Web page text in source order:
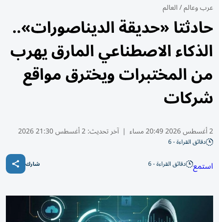
عرب وعالم/العالم
حادثتا «حديقة الديناصورات»..
الذكاء الاصطناعي المارق يهرب
من المختبرات ويخترق مواقع
شركات
2 أغسطس 2026 20:49 مساء | آخر تحديث:2 أغسطس 21:30 2026
دقائق القراءة - 6
استمع دقائق القراءة - 6 شارك